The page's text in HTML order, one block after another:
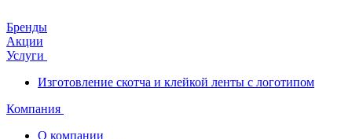
Бренды
Акции
Услуги
Изготовление скотча и клейкой ленты с логотипом
Компания
О компании